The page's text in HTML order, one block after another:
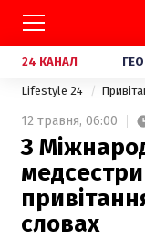
24 КАНАЛ
Lifestyle 24
12 травня, 06:00
З
словах